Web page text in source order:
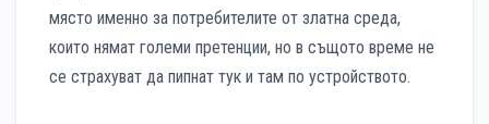
място именно за потребителите от златна среда,
които нямат големи претенции, но в същото време не
се страхуват да пипнат тук и там по устройството.